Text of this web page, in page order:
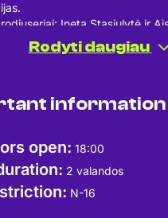
Ineta Stasiulytė ir
Mindaugas Putna
Stanaitis
N-16
20:00
bilietai brangs!
www.tamstaclub.lt
Rodyti daugiau
information
open: 18:00
2 valandos
N-16